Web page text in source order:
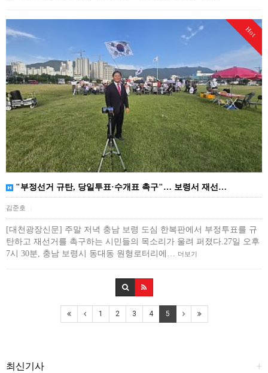
Hot
"부정선거 규탄, 당일투표·수개표 촉구"… 보령서 재선…
김준호
[대천광장신문] 주말 저녁 충남 보령 도심 한복판에서 부정투표를 규
탄하고 재선거를 촉구하는 시민들의 목소리가 울려 퍼졌다.27일 오후
7시 30분, 충남 보령시 동대동 원형로터리에… 더보기
1 2 3 4 5
+
최신기사